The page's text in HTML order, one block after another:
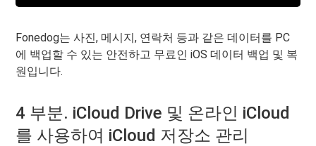
Fonedog는 사진, 메시지, 연락처 등과 같은 데이터를 PC
에 백업할 수 있는 안전하고 무료인 iOS 데이터 백업 및 복
원입니다.
4 부분. iCloud Drive 및 온라인 iCloud
를 사용하여 iCloud 저장소 관리